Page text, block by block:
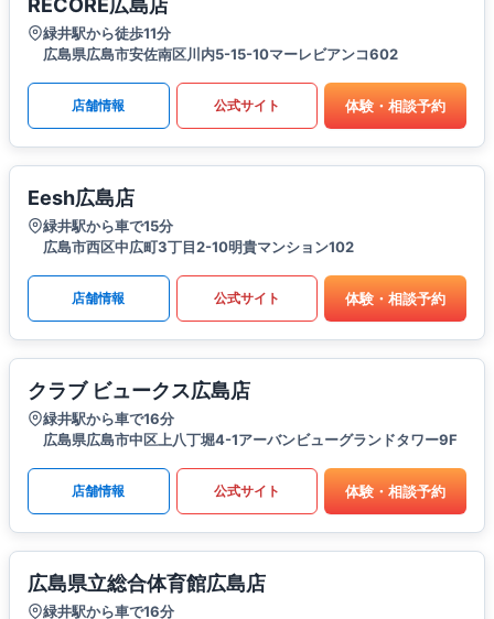
RECORE広島店
緑井駅から徒歩11分
広島県広島市安佐南区川内5-15-10マーレビアンコ602
店舗情報 公式サイト 体験・相談予約
Eesh広島店
緑井駅から車で15分
広島市西区中広町3丁目2-10明貴マンション102
店舗情報 公式サイト 体験・相談予約
クラブ ビュークス広島店
緑井駅から車で16分
広島県広島市中区上八丁堀4-1アーバンビューグランドタワー9F
店舗情報 公式サイト 体験・相談予約
広島県立総合体育館広島店
緑井駅から車で16分